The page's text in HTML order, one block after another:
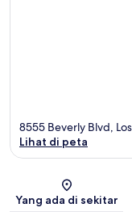
8555 Beverly Blvd,
Lihat di peta
Yang ada di sekitar